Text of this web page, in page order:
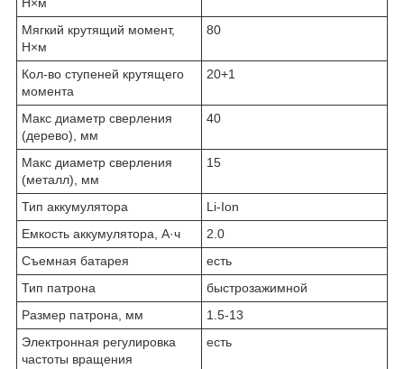
Мягкий крутящий момент,
Н×м
80
Кол-во ступеней крутящего
момента
20+1
Макс диаметр сверления
(дерево), мм
40
Макс диаметр сверления
(металл), мм
15
Тип аккумулятора
Li-Ion
Емкость аккумулятора, А·ч
2.0
Съемная батарея
есть
Тип патрона
бы­стро­за­жим­ной
Размер патрона, мм
1.5-13
Электронная регулировка
частоты вращения
есть